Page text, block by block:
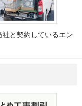
と契約しているエン